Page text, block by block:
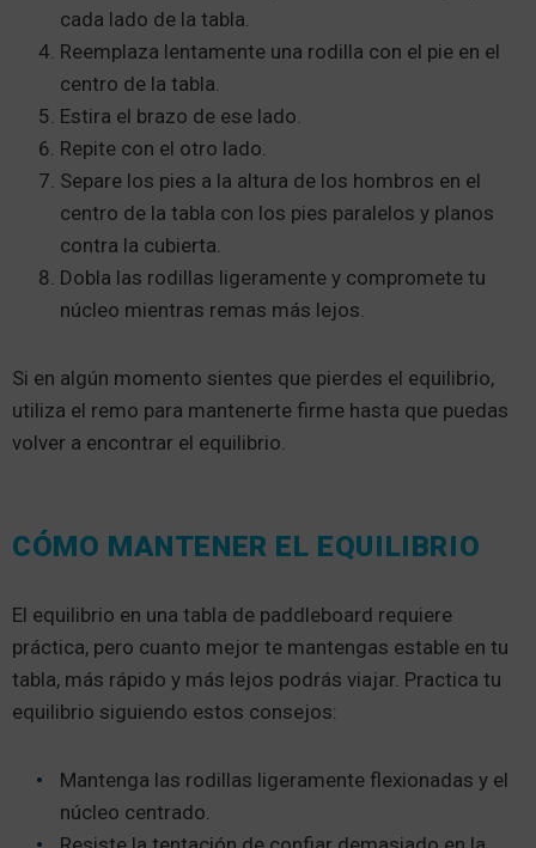
cada lado de la tabla.
Reemplaza lentamente una rodilla con el pie en el
centro de la tabla.
Estira el brazo de ese lado.
Repite con el otro lado.
Separe los pies a la altura de los hombros en el
centro de la tabla con los pies paralelos y planos
contra la cubierta.
Dobla las rodillas ligeramente y compromete tu
núcleo mientras remas más lejos.
Si en algún momento sientes que pierdes el equilibrio,
utiliza el remo para mantenerte firme hasta que puedas
volver a encontrar el equilibrio.
CÓMO MANTENER EL EQUILIBRIO
El equilibrio en una tabla de paddleboard requiere
práctica, pero cuanto mejor te mantengas estable en tu
tabla, más rápido y más lejos podrás viajar. Practica tu
equilibrio siguiendo estos consejos:
Mantenga las rodillas ligeramente flexionadas y el
núcleo centrado.